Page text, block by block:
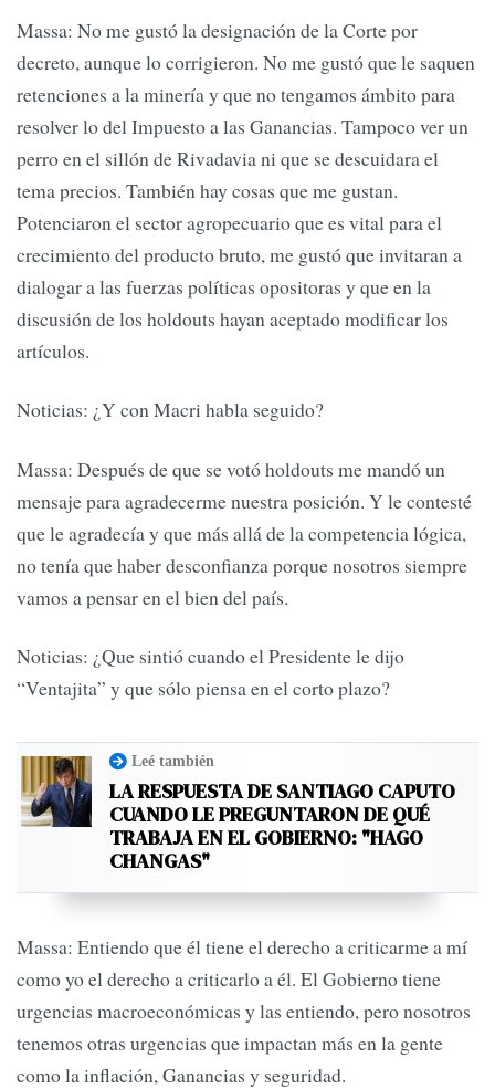
Massa: No me gustó la designación de la Corte por
decreto, aunque lo corrigieron. No me gustó que le saquen
retenciones a la minería y que no tengamos ámbito para
resolver lo del Impuesto a las Ganancias. Tampoco ver un
perro en el sillón de Rivadavia ni que se descuidara el
tema precios. También hay cosas que me gustan.
Potenciaron el sector agropecuario que es vital para el
crecimiento del producto bruto, me gustó que invitaran a
dialogar a las fuerzas políticas opositoras y que en la
discusión de los holdouts hayan aceptado modificar los
artículos.
Noticias: ¿Y con Macri habla seguido?
Massa: Después de que se votó holdouts me mandó un
mensaje para agradecerme nuestra posición. Y le contesté
que le agradecía y que más allá de la competencia lógica,
no tenía que haber desconfianza porque nosotros siempre
vamos a pensar en el bien del país.
Noticias: ¿Que sintió cuando el Presidente le dijo
“Ventajita” y que sólo piensa en el corto plazo?
Leé también
LA RESPUESTA DE SANTIAGO CAPUTO
CUANDO LE PREGUNTARON DE QUÉ
TRABAJA EN EL GOBIERNO: "HAGO
CHANGAS"
Massa: Entiendo que él tiene el derecho a criticarme a mí
como yo el derecho a criticarlo a él. El Gobierno tiene
urgencias macroeconómicas y las entiendo, pero nosotros
tenemos otras urgencias que impactan más en la gente
como la inflación, Ganancias y seguridad.